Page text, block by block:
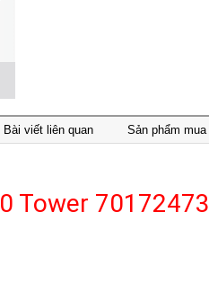
Bài viết liên quan Sản phẩm mua
Tower 70172473